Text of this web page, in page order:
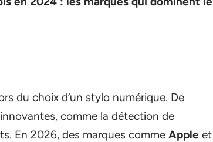
du choix d’un stylo numérique. De
comme la détection de
En 2026, des marques comme Apple et